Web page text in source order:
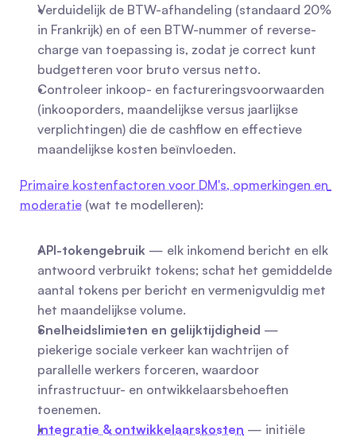
Verduidelijk de BTW-afhandeling (standaard 20%
in Frankrijk) en of een BTW-nummer of reverse-
charge van toepassing is, zodat je correct kunt
budgetteren voor bruto versus netto.
Controleer inkoop- en factureringsvoorwaarden
(inkooporders, maandelijkse versus jaarlijkse
verplichtingen) die de cashflow en effectieve
maandelijkse kosten beïnvloeden.
Primaire kostenfactoren voor DM's, opmerkingen en
moderatie (wat te modelleren):
API-tokengebruik — elk inkomend bericht en elk
antwoord verbruikt tokens; schat het gemiddelde
aantal tokens per bericht en vermenigvuldig met
het maandelijkse volume.
Snelheidslimieten en gelijktijdigheid —
piekerige sociale verkeer kan wachtrijen of
parallelle werkers forceren, waardoor
infrastructuur- en ontwikkelaarsbehoeften
toenemen.
Integratie & ontwikkelaarskosten — initiële